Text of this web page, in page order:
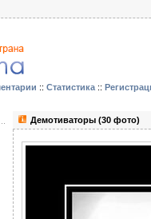
:: Статистика ::
Демотиваторы (30 фото)